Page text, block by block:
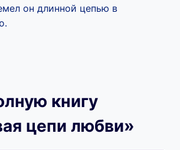
он длинной цепью в
книгу
цепи любви»